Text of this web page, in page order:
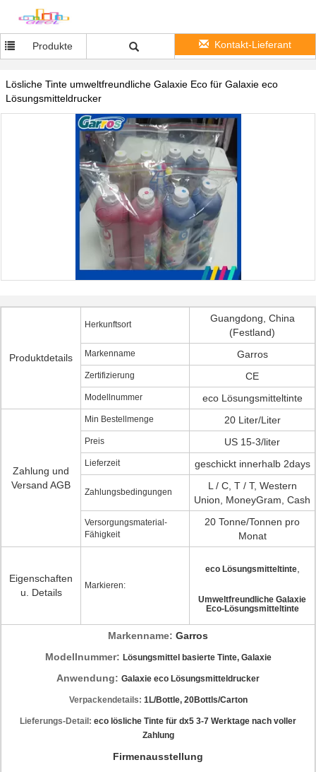
Produkte Kontakt-Lieferant
Lösliche Tinte umweltfreundliche Galaxie Eco für Galaxie eco
Lösungsmitteldrucker
Produktdetails
Herkunftsort
Guangdong, China
(Festland)
Markenname Garros
Zertifizierung CE
Modellnummer eco Lösungsmitteltinte
Zahlung und
Versand AGB
Min Bestellmenge 20 Liter/Liter
Preis US 15-3/liter
Lieferzeit geschickt innerhalb 2days
Zahlungsbedingungen
L / C, T / T, Western
Union, MoneyGram, Cash
Versorgungsmaterial-
Fähigkeit
20 Tonne/Tonnen pro
Monat
Eigenschaften
u. Details
Markieren:
eco Lösungsmitteltinte,
Umweltfreundliche Galaxie
Eco-Lösungsmitteltinte
Markenname: Garros
Modellnummer: Lösungsmittel basierte Tinte, Galaxie
Anwendung: Galaxie eco Lösungsmitteldrucker
Verpackendetails: 1L/Bottle, 20Bottls/Carton
Lieferungs-Detail: eco lösliche Tinte für dx5 3-7 Werktage nach voller
Zahlung
Firmenausstellung